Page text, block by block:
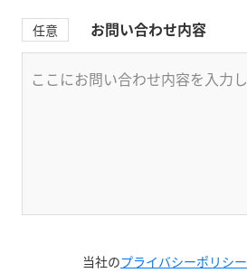
任意 お問い合わせ内容
当社のプライバシーポリシー